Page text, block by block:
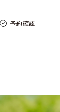
予約確認